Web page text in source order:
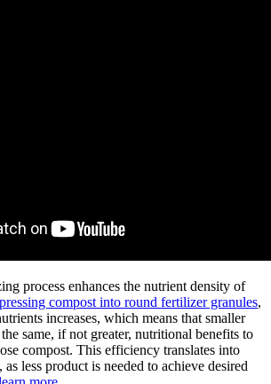
process enhances the nutrient density of
compost into round fertilizer granules,
increases, which means that smaller
same, if not greater, nutritional benefits to
compost. This efficiency translates into
as less product is needed to achieve desired